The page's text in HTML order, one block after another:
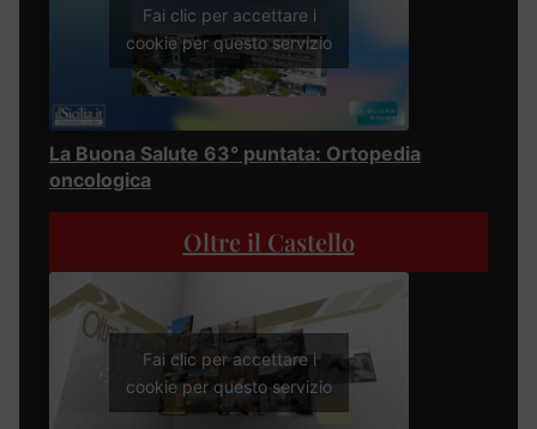
Fai clic per accettare i
cookie per questo servizio
La Buona Salute 63° puntata: Ortopedia
oncologica
Oltre il Castello
Fai clic per accettare i
cookie per questo servizio